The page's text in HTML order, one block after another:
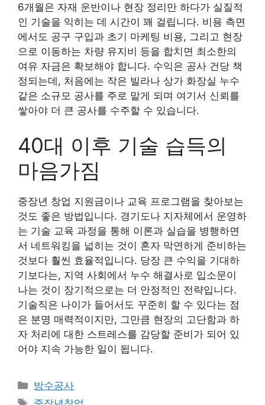
6개월은 자재 운반이나 현장 정리만 하다가 실질적
인 기술을 익히는 데 시간이 꽤 걸립니다. 비용 측면
에서도 공구 구입과 초기 마케팅 비용, 그리고 현장
으로 이동하는 차량 유지비 등을 합치면 최소한의
여유 자금은 확보해야 합니다. 수익은 공사 건당 책
정되는데, 처음에는 작은 빌라나 상가 화장실 누수
같은 소규모 공사를 주로 맡게 되며 여기서 신뢰를
쌓아야 더 큰 공사를 수주할 수 있습니다.
40대 이후 기술 습득의
마음가짐
중장년 창업 지원금이나 교육 프로그램을 찾아보는
것도 좋은 방법입니다. 경기도나 지자체에서 운영하
는 기술 교육 과정을 통해 이론과 실습을 병행하면
서 네트워킹을 넓히는 것이 혼자 막연하게 준비하는
것보다 훨씬 효율적입니다. 당장 큰 수익을 기대하
기보다는, 지역 사회에서 누수 해결사로 입소문이
나는 것이 장기적으로는 더 안정적인 전략입니다.
기술직은 나이가 들어서도 꾸준히 할 수 있다는 점
은 분명 매력적이지만, 그만큼 현장의 고단함과 하
자 처리에 대한 스트레스를 감당할 준비가 되어 있
어야 지속 가능한 일이 됩니다.
카
테
방수공사
태